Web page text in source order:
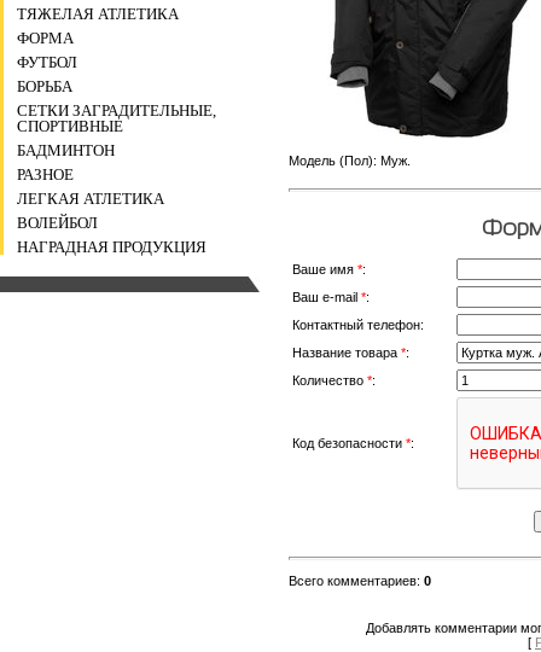
ТЯЖЕЛАЯ АТЛЕТИКА
ФОРМА
ФУТБОЛ
БОРЬБА
СЕТКИ ЗАГРАДИТЕЛЬНЫЕ,
СПОРТИВНЫЕ
БАДМИНТОН
РАЗНОЕ
ЛЕГКАЯ АТЛЕТИКА
ВОЛЕЙБОЛ
НАГРАДНАЯ ПРОДУКЦИЯ
Модель (Пол): Муж.
Ваше имя *:
Ваш e-mail *:
Контактный телефон:
Название товара *:
Количество *:
Код безопасности *:
Всего комментариев: 0
Добавлять комментарии
[